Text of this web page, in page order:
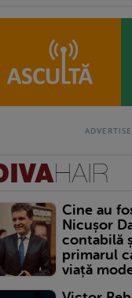
Cine au
Nicușor
contabilă
primarul
viață